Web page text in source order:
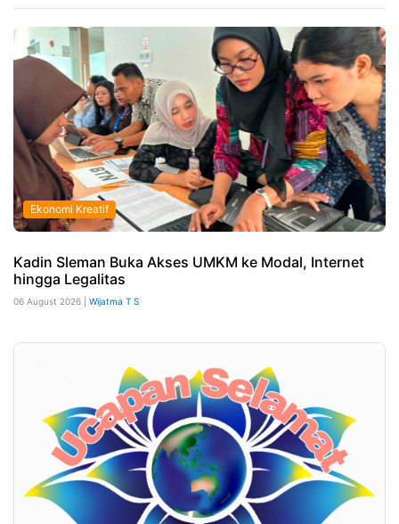
Ekonomi Kreatif
Kadin Sleman Buka Akses UMKM ke Modal, Internet
hingga Legalitas
06 August 2026 | Wijatma T S